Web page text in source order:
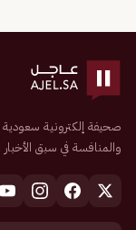
والمنافسة في سبق